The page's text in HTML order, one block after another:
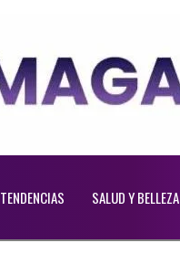
TENDENCIAS SALUD Y BELLEZA